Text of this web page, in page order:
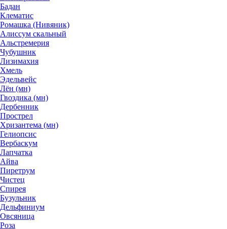
Бадан
Клематис
Ромашка (Нивяник)
Алиссум скальный
Альстремерия
Чубушник
Лизимахия
Хмель
Эдельвейс
Лён (мн)
Гвоздика (мн)
Дербенник
Прострел
Хризантема (мн)
Гелиопсис
Вербаскум
Лапчатка
Айва
Пиретрум
Чистец
Спирея
Бузульник
Дельфиниум
Овсяница
Роза